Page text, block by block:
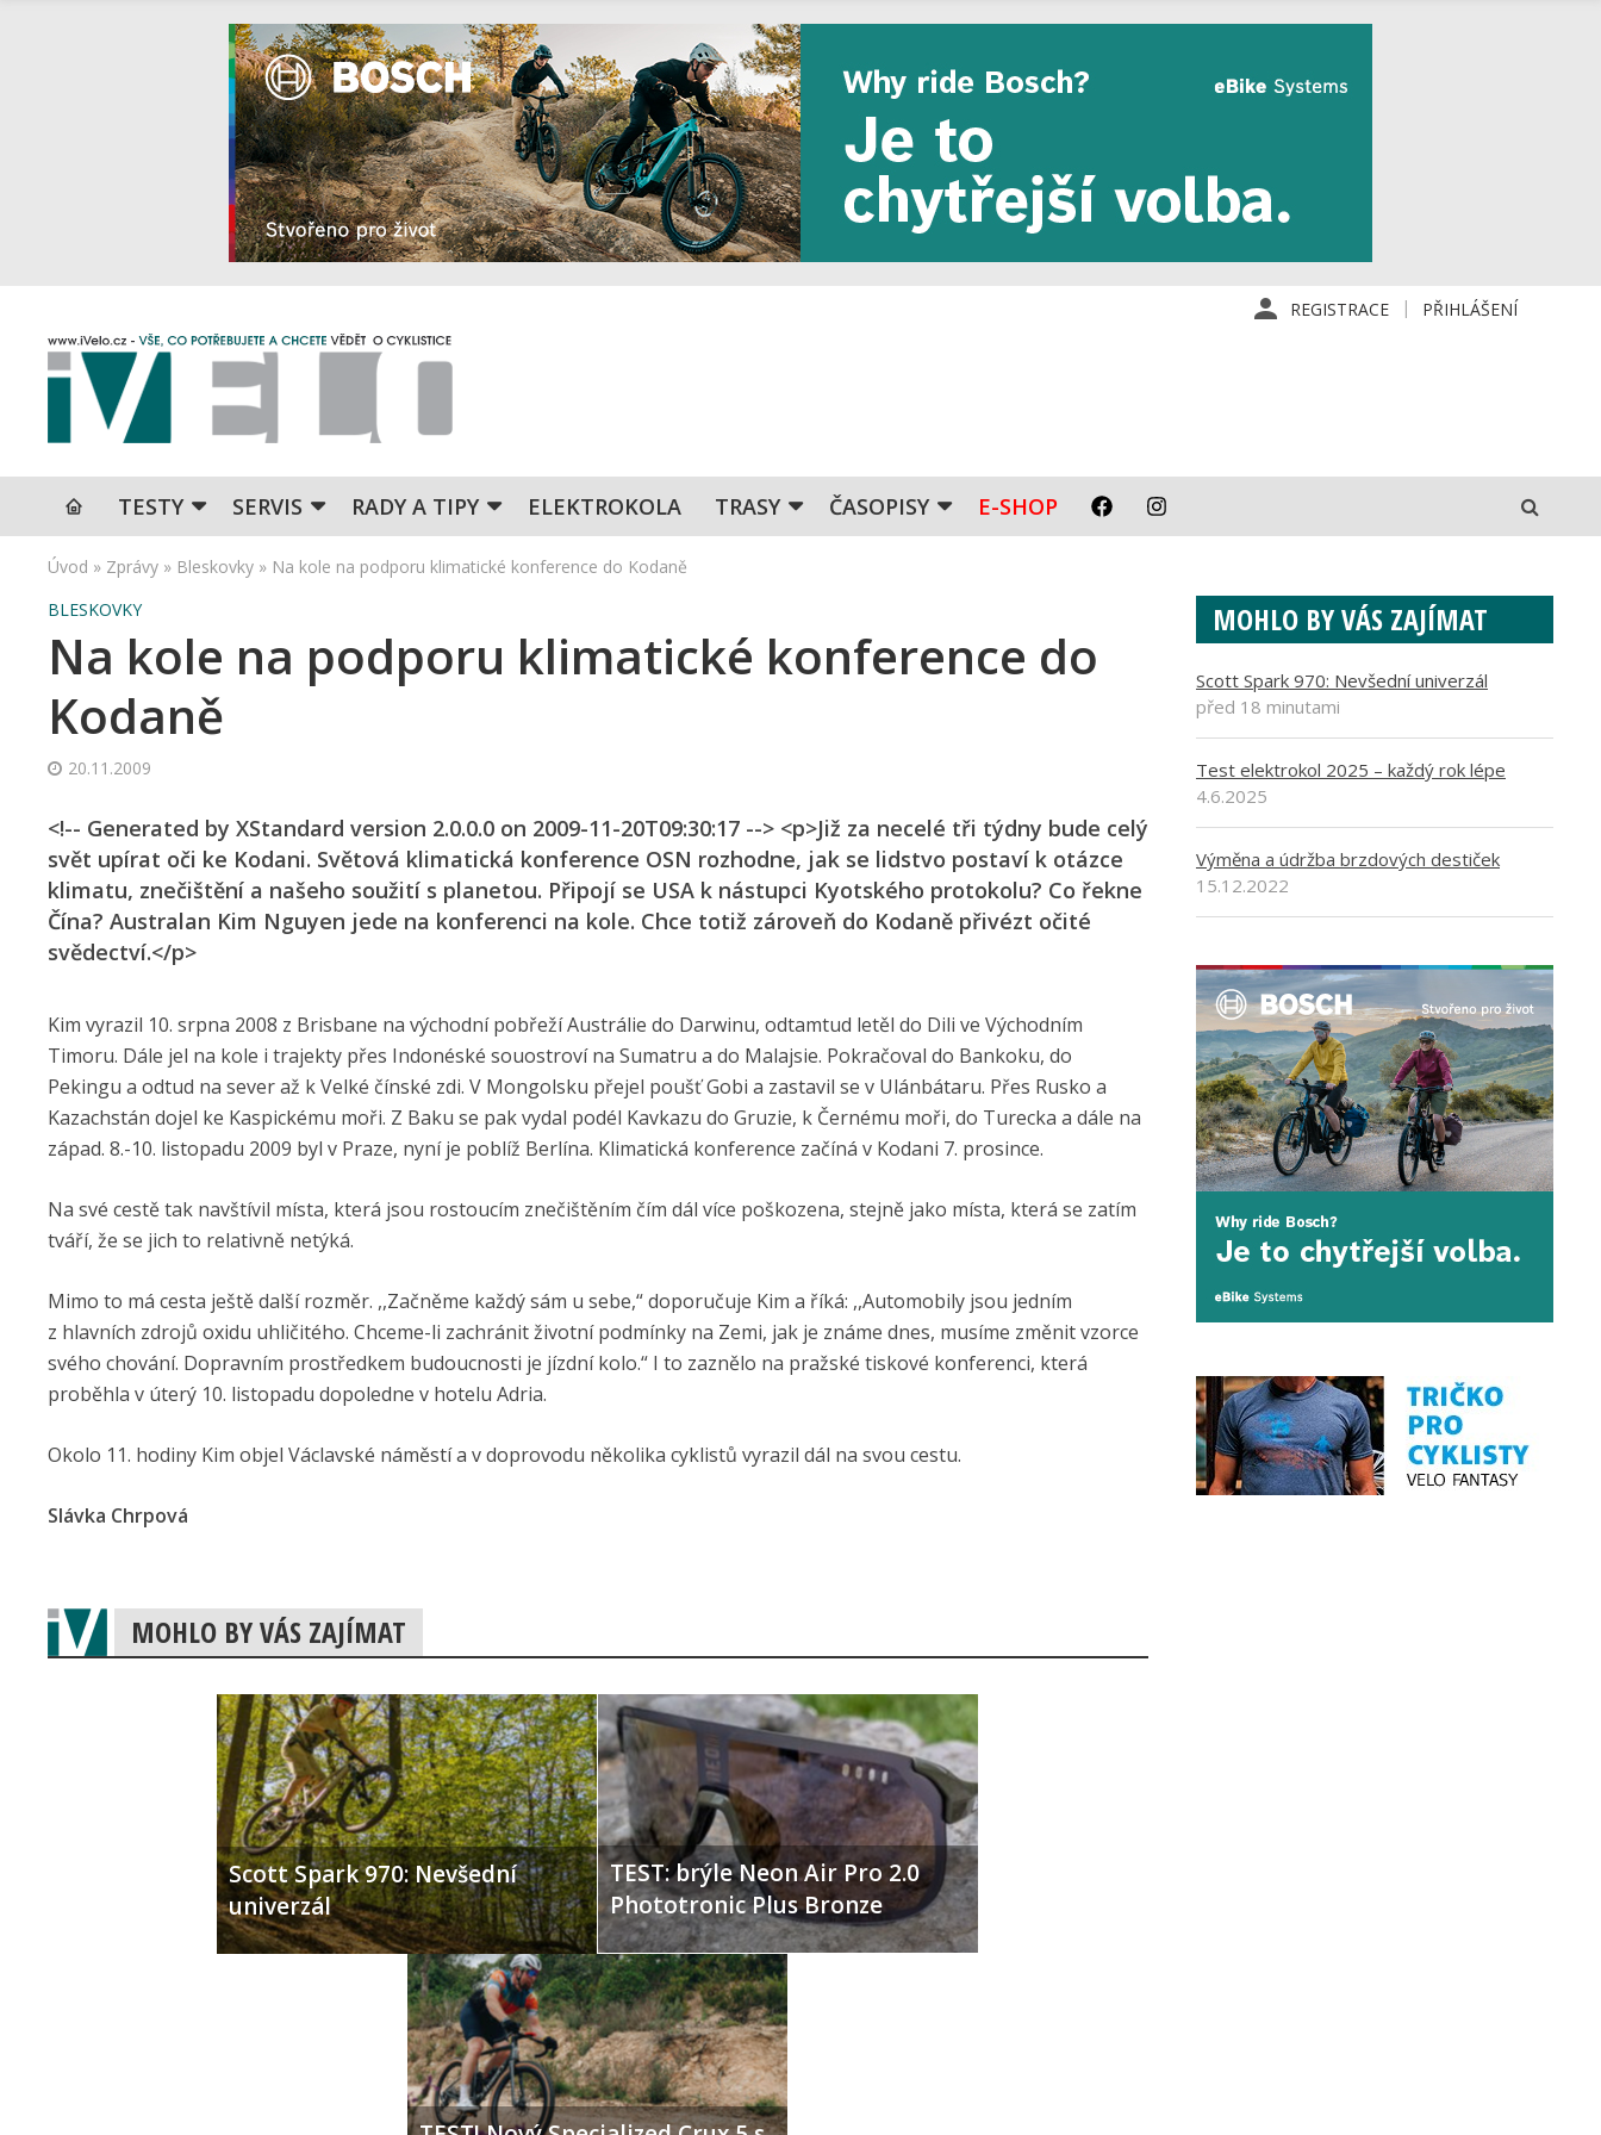
REGISTRACE PŘIHLÁŠENÍ
TESTY SERVIS RADY A TIPY ELEKTROKOLA TRASY ČASOPISY E-SHOP
Úvod » Zprávy » Bleskovky » Na kole na podporu klimatické konference do Kodaně
BLESKOVKY
Na kole na podporu klimatické konference do
Kodaně
20.11.2009
<!-- Generated by XStandard version 2.0.0.0 on 2009-11-20T09:30:17 --> <p>Již za necelé tři týdny bude celý
svět upírat oči ke Kodani. Světová klimatická konference OSN rozhodne, jak se lidstvo postaví k otázce
klimatu, znečištění a našeho soužití s planetou. Připojí se USA k nástupci Kyotského protokolu? Co řekne
Čína? Australan Kim Nguyen jede na konferenci na kole. Chce totiž zároveň do Kodaně přivézt očité
svědectví.</p>
Kim vyrazil 10. srpna 2008 z Brisbane na východní pobřeží Austrálie do Darwinu, odtamtud letěl do Dili ve Východním
Timoru. Dále jel na kole i trajekty přes Indonéské souostroví na Sumatru a do Malajsie. Pokračoval do Bankoku, do
Pekingu a odtud na sever až k Velké čínské zdi. V Mongolsku přejel poušť Gobi a zastavil se v Ulánbátaru. Přes Rusko a
Kazachstán dojel ke Kaspickému moři. Z Baku se pak vydal podél Kavkazu do Gruzie, k Černému moři, do Turecka a dále na
západ. 8.-10. listopadu 2009 byl v Praze, nyní je poblíž Berlína. Klimatická konference začíná v Kodani 7. prosince.
Na své cestě tak navštívil místa, která jsou rostoucím znečištěním čím dál více poškozena, stejně jako místa, která se zatím
tváří, že se jich to relativně netýká.
Mimo to má cesta ještě další rozměr. ,,Začněme každý sám u sebe,“ doporučuje Kim a říká: ,,Automobily jsou jedním
z hlavních zdrojů oxidu uhličitého. Chceme-li zachránit životní podmínky na Zemi, jak je známe dnes, musíme změnit vzorce
svého chování. Dopravním prostředkem budoucnosti je jízdní kolo.“ I to zaznělo na pražské tiskové konferenci, která
proběhla v úterý 10. listopadu dopoledne v hotelu Adria.
Okolo 11. hodiny Kim objel Václavské náměstí a v doprovodu několika cyklistů vyrazil dál na svou cestu.
Slávka Chrpová
MOHLO BY VÁS ZAJÍMAT
Scott Spark 970: Nevšední
univerzál
TEST: brýle Neon Air Pro 2.0
Phototronic Plus Bronze
MOHLO BY VÁS ZAJÍMAT
Scott Spark 970: Nevšední univerzál
před 18 minutami
Test elektrokol 2025 – každý rok lépe
4.6.2025
Výměna a údržba brzdových destiček
15.12.2022